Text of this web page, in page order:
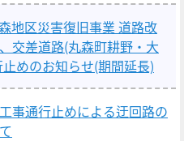
地区災害復旧事業 道路改
交差道路(丸森町耕野・大
めのお知らせ(期間延長)
事通行止めによる迂回路の